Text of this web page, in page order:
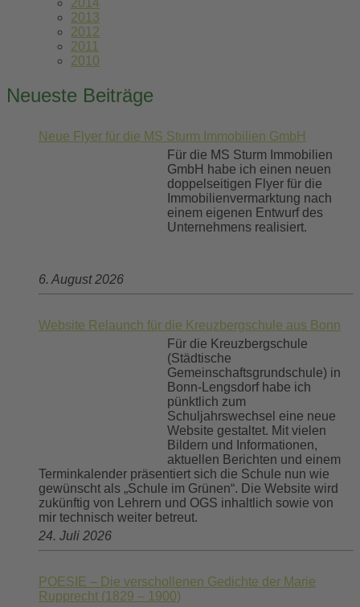
2014
2013
2012
2011
2010
Neueste Beiträge
Neue Flyer für die MS Sturm Immobilien GmbH
Für die MS Sturm Immobilien
GmbH habe ich einen neuen
doppelseitigen Flyer für die
Immobilienvermarktung nach
einem eigenen Entwurf des
Unternehmens realisiert.
6. August 2026
Website Relaunch für die Kreuzbergschule aus Bonn
Für die Kreuzbergschule
(Städtische
Gemeinschaftsgrundschule) in
Bonn-Lengsdorf habe ich
pünktlich zum
Schuljahrswechsel eine neue
Website gestaltet. Mit vielen
Bildern und Informationen,
aktuellen Berichten und einem
Terminkalender präsentiert sich die Schule nun wie
gewünscht als „Schule im Grünen“. Die Website wird
zukünftig von Lehrern und OGS inhaltlich sowie von
mir technisch weiter betreut.
24. Juli 2026
POESIE – Die verschollenen Gedichte der Marie
Rupprecht (1829 – 1900)